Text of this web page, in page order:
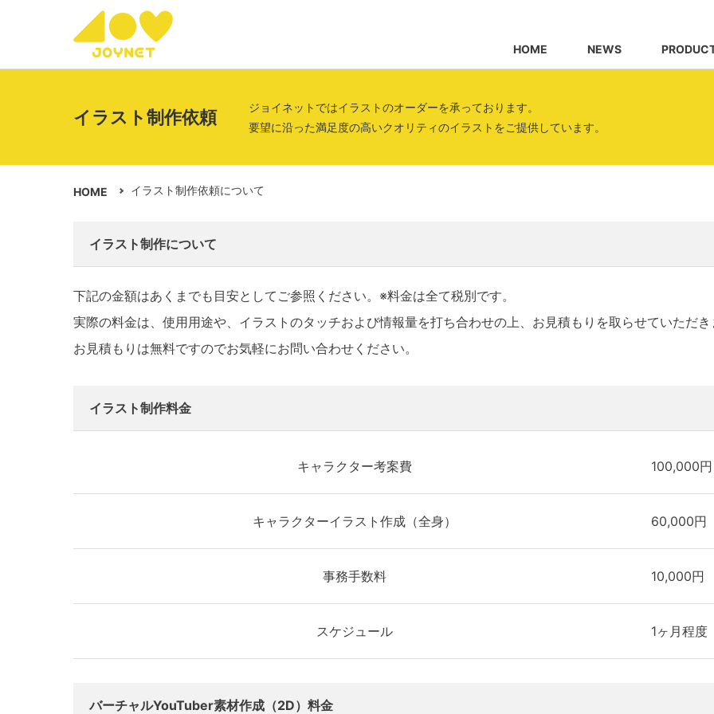
HOME NEWS
イラスト制作依頼
ジョイネットではイラストのオーダーを承っております。
要望に沿った満足度の高いクオリティのイラストをご提供しています。
HOME イラスト制作依頼について
イラスト制作について
下記の金額はあくまでも目安としてご参照ください。※料金は全て税別です。
実際の料金は、使用用途や、イラストのタッチおよび情報量を打ち合わせの上、お見積もりを取らせていただ
お見積もりは無料ですのでお気軽にお問い合わせください。
イラスト制作料金
キャラクター考案費 100,000円
キャラクターイラスト作成（全身） 60,000円
事務手数料 10,000円
スケジュール 1ヶ
バーチャルYouTuber素材作成（2D）料金